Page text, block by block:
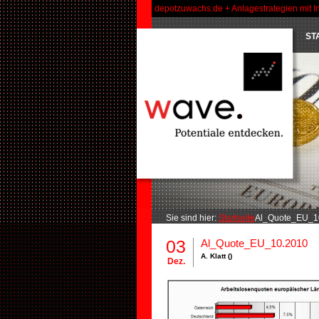
depotzuwachs.de + Anlagestrategien mit
Sie sind hier: Startseite
03
Dez.
Al_Quote_EU_10.2010
A. Klatt ()